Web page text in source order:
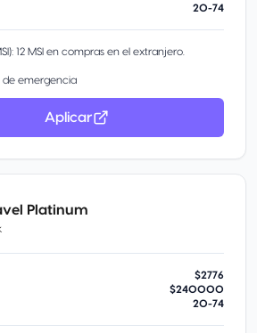
20-74
12 MSI en compras en el extranjero.
de emergencia
Aplicar
Platinum
$2776
$240000
20-74